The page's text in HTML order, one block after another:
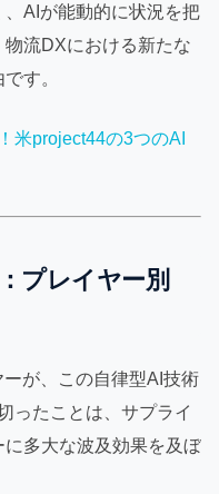
AIが能動的に状況を把
流DXにおける新たな
す。
米project44の3つのAI
プレイヤー別
が、この自律型AI技術
ったことは、サプライ
多大な波及効果を及ぼ